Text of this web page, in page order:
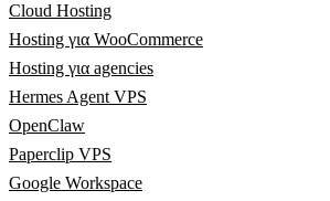
Cloud Hosting
Hosting για WooCommerce
Hosting για agencies
Hermes Agent VPS
OpenClaw
Paperclip VPS
Google Workspace